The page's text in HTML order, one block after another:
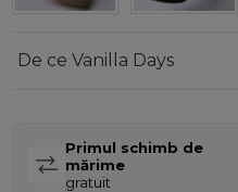
De ce Vanilla Days
Primul schimb de
mărime
gratuit